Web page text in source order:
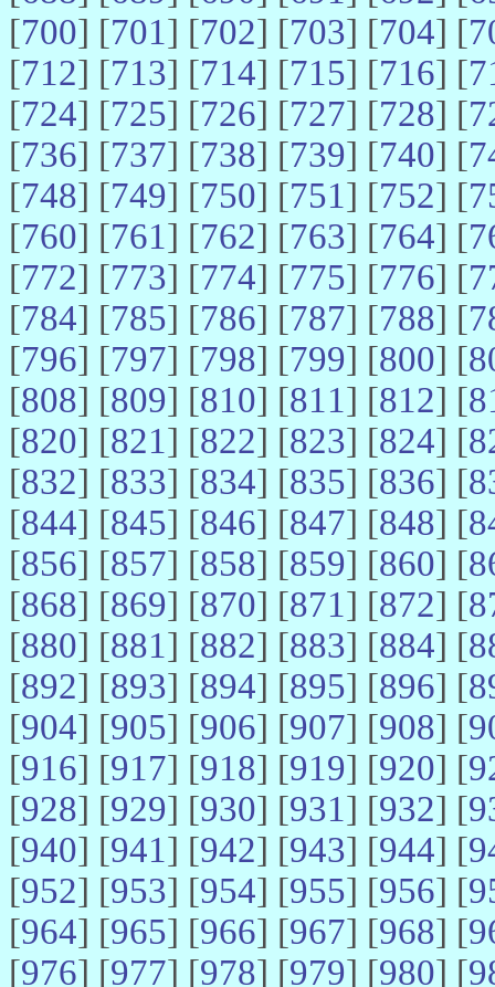
[700] [701] [702] [703] [704] [
[712] [713] [714] [715] [716] [
[724] [725] [726] [727] [728] [
[736] [737] [738] [739] [740] [
[748] [749] [750] [751] [752] [
[760] [761] [762] [763] [764] [
[772] [773] [774] [775] [776] [
[784] [785] [786] [787] [788] [
[796] [797] [798] [799] [800] [
[808] [809] [810] [811] [812] [
[820] [821] [822] [823] [824] [
[832] [833] [834] [835] [836] [
[844] [845] [846] [847] [848] [
[856] [857] [858] [859] [860] [
[868] [869] [870] [871] [872] [
[880] [881] [882] [883] [884] [
[892] [893] [894] [895] [896] [
[904] [905] [906] [907] [908] [
[916] [917] [918] [919] [920] [
[928] [929] [930] [931] [932] [
[940] [941] [942] [943] [944] [
[952] [953] [954] [955] [956] [
[964] [965] [966] [967] [968] [
[976] [977] [978] [979] [980] [